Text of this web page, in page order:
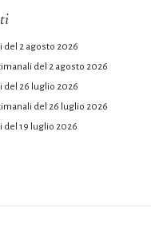
2 agosto 2026
del 2 agosto 2026
del 26 luglio 2026
del 26 luglio 2026
19 luglio 2026